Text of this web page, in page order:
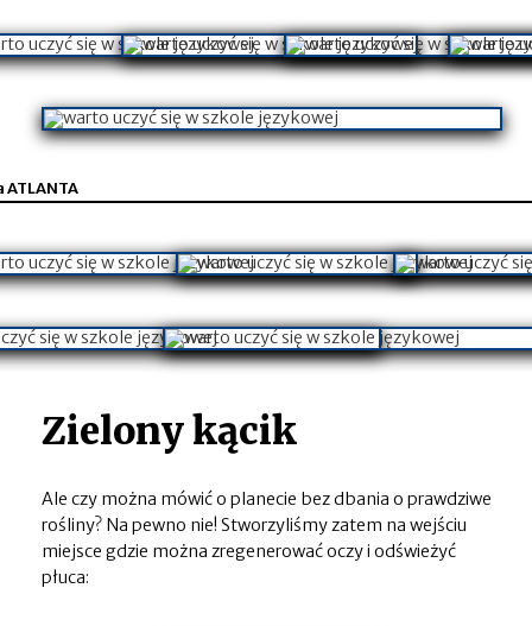
ATLANTA
Zielony kącik
Ale czy można mówić o planecie bez dbania o prawdziwe
rośliny? Na pewno nie! Stworzyliśmy zatem na wejściu
miejsce gdzie można zregenerować oczy i odświeżyć
płuca: